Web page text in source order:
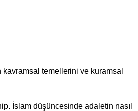
kavramsal temellerini ve kuramsal
İslam düşüncesinde adaletin nasıl